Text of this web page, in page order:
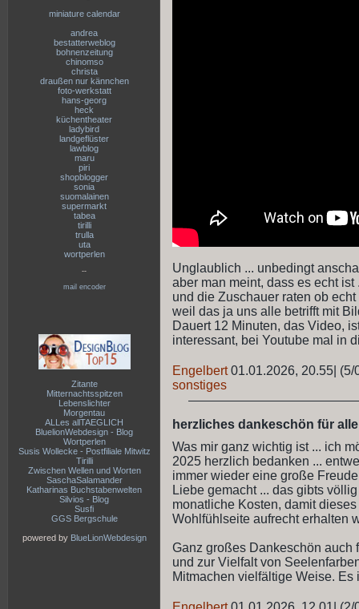
miniature calendar
andrea
bestatterweblog
bohnenzeitung
chinomso
christa
draußen nur kännchen
foto-werkstatt
hans-georg
heck
küchentheater
ladybird
landgeflüster
lawblog
maru
piri
shopblogger
sonia
suomalainen
supermarkt
tabea
tirilli
trulla
uta
wortperlen
--
mail encoder
Zitante
Mitternachtsspitzen
Lebenslichter
Morgentau
ALLes allTAEGLICH
BluelionWebdesign - Blog
Wortperlen
Susis Wollecke - Postfiliale Mitwitz
Tirilli
Zwischen Wellen und Worten
SaschaSalamander
Katharinas Buchstabenwelten
Silvios - Blog
Susfi
GGS Bergschule
powered by BlueLionWebdesign
Unglaublich ... unbedingt
aber man meint, dass es echt
und die Zuschauer raten ob
weil das ja uns alle betrifft mit
Dauert 12 Minuten, das Video,
interessant, bei Youtube mal in
Engelbert 01.01.2026, 20.55 (5/
sonstiges
herzliches dankeschön für
Was mir ganz wichtig ist ... ich
2025 herzlich bedanken ...
immer wieder eine große
Liebe gemacht ... das gibts
monatliche Kosten, damit
Wohlfühlseite aufrecht erhalten
Ganz großes Dankeschön auch
und zur Vielfalt von
Mitmachen vielfältige Weise.